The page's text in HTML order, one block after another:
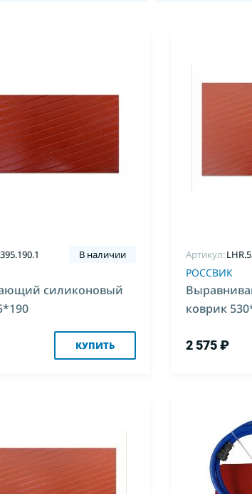
В наличии
силиконовый
КУПИТЬ
Артикул:
РОССВИК
коврик
2 575 ₽